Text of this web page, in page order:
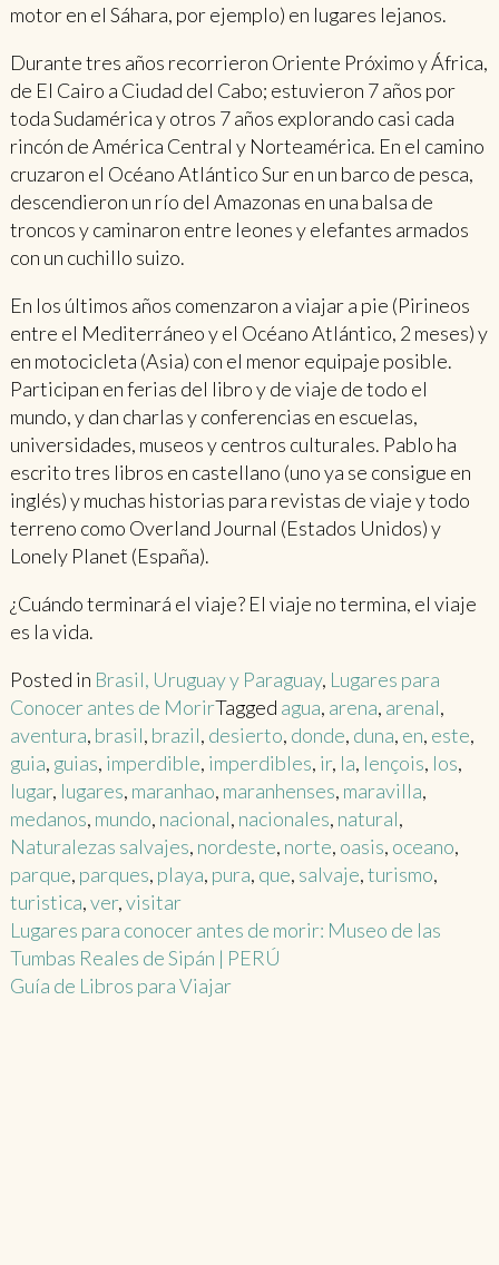
motor en el Sáhara, por ejemplo) en lugares lejanos.
Durante tres años recorrieron Oriente Próximo y África,
de El Cairo a Ciudad del Cabo; estuvieron 7 años por
toda Sudamérica y otros 7 años explorando casi cada
rincón de América Central y Norteamérica. En el camino
cruzaron el Océano Atlántico Sur en un barco de pesca,
descendieron un río del Amazonas en una balsa de
troncos y caminaron entre leones y elefantes armados
con un cuchillo suizo.
En los últimos años comenzaron a viajar a pie (Pirineos
entre el Mediterráneo y el Océano Atlántico, 2 meses) y
en motocicleta (Asia) con el menor equipaje posible.
Participan en ferias del libro y de viaje de todo el
mundo, y dan charlas y conferencias en escuelas,
universidades, museos y centros culturales. Pablo ha
escrito tres libros en castellano (uno ya se consigue en
inglés) y muchas historias para revistas de viaje y todo
terreno como Overland Journal (Estados Unidos) y
Lonely Planet (España).
¿Cuándo terminará el viaje? El viaje no termina, el viaje
es la vida.
Posted in Brasil, Uruguay y Paraguay, Lugares para
Conocer antes de MorirTagged agua, arena, arenal,
aventura, brasil, brazil, desierto, donde, duna, en, este,
guia, guias, imperdible, imperdibles, ir, la, lençois, los,
lugar, lugares, maranhao, maranhenses, maravilla,
medanos, mundo, nacional, nacionales, natural,
Naturalezas salvajes, nordeste, norte, oasis, oceano,
parque, parques, playa, pura, que, salvaje,turismo,
turistica,ver,visitar
Post
navigation
Lugares para conocer antes de morir: Museo de las
Tumbas Reales de Sipán | PERÚ
Guía de Libros para Viajar